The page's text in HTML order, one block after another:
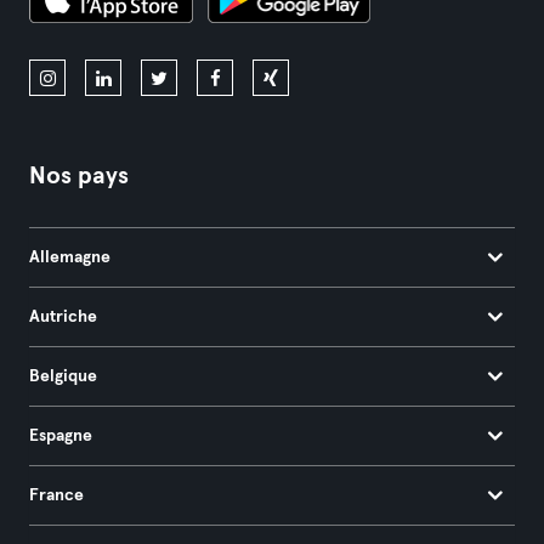
Nos pays
Allemagne
Autriche
Belgique
Espagne
France